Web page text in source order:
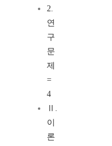
2.
연
구
문
제
=
4
Ⅱ.
이
론